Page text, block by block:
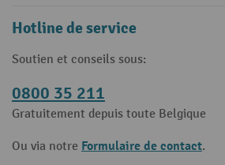
Hotline de service
Soutien et conseils sous:
0800 35 211
Gratuitement depuis toute Belgique
Ou via notre Formulaire de contact.